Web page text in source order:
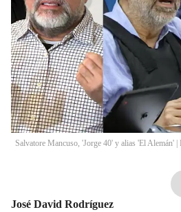
Salvatore Mancuso, 'Jorge 40' y alias 'El Alemán' |
José David Rodríguez